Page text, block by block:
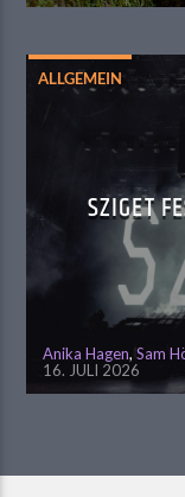
ALLGEMEIN
SZIGET
Anika Hagen,Sam
16. JULI 2026